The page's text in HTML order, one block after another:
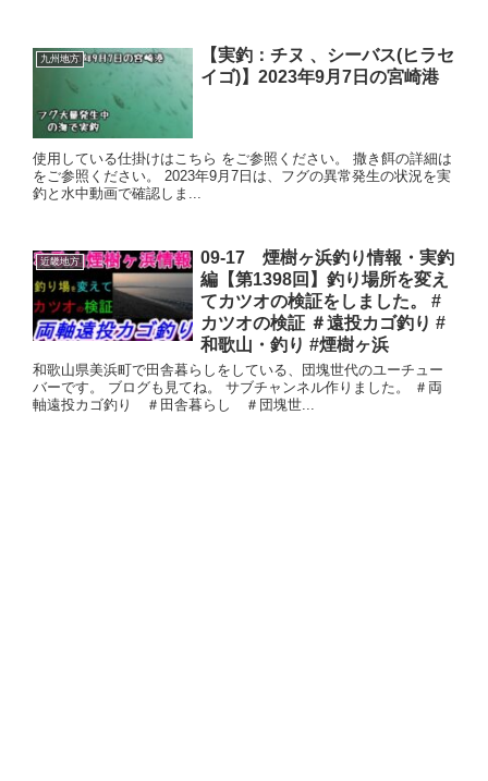
九州地方
【実釣：チヌ 、シーバス(ヒラセ
イゴ)】2023年9月7日の宮崎港
使用している仕掛けはこちら をご参照ください。 撒き餌の詳細は
をご参照ください。 2023年9月7日は、フグの異常発生の状況を実
釣と水中動画で確認しま...
近畿地方
09-17 煙樹ヶ浜釣り情報・実釣
編【第1398回】釣り場所を変え
てカツオの検証をしました。 #
カツオの検証 ＃遠投カゴ釣り #
和歌山・釣り #煙樹ヶ浜
和歌山県美浜町で田舎暮らしをしている、団塊世代のユーチュー
バーです。 ブログも見てね。 サブチャンネル作りました。 ＃両
軸遠投カゴ釣り ＃田舎暮らし ＃団塊世...